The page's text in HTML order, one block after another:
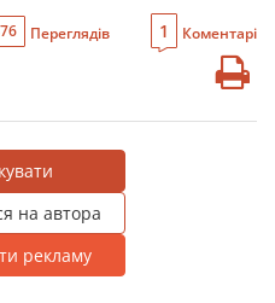
Переглядів 1 Коментарі
на автора
рекламу